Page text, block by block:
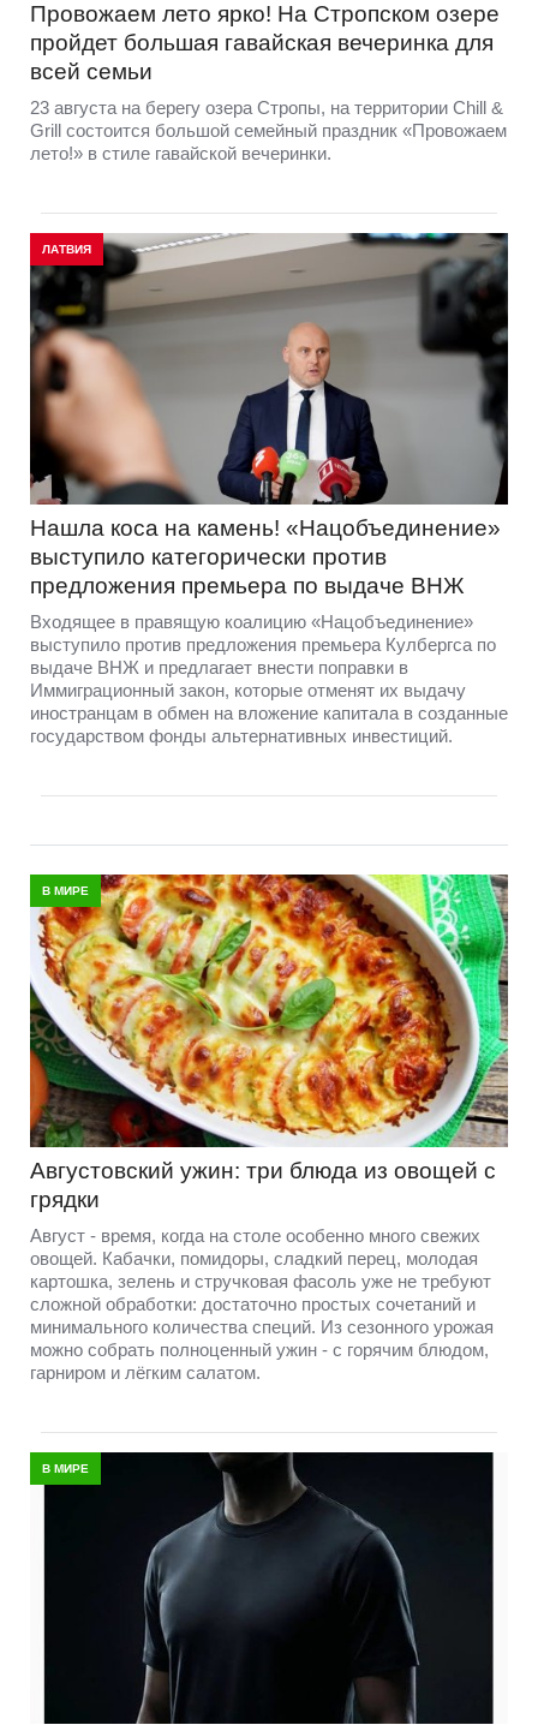
Провожаем лето ярко! На Стропском озере
пройдет большая гавайская вечеринка для
всей семьи
23 августа на берегу озера Стропы, на территории Chill &
Grill состоится большой семейный праздник «Провожаем
лето!» в стиле гавайской вечеринки.
ЛАТВИЯ
Нашла коса на камень! «Нацобъединение»
выступило категорически против
предложения премьера по выдаче ВНЖ
Входящее в правящую коалицию «Нацобъединение»
выступило против предложения премьера Кулбергса по
выдаче ВНЖ и предлагает внести поправки в
Иммиграционный закон, которые отменят их выдачу
иностранцам в обмен на вложение капитала в созданные
государством фонды альтернативных инвестиций.
В МИРЕ
Августовский ужин: три блюда из овощей с
грядки
Август - время, когда на столе особенно много свежих
овощей. Кабачки, помидоры, сладкий перец, молодая
картошка, зелень и стручковая фасоль уже не требуют
сложной обработки: достаточно простых сочетаний и
минимального количества специй. Из сезонного урожая
можно собрать полноценный ужин - с горячим блюдом,
гарниром и лёгким салатом.
В МИРЕ